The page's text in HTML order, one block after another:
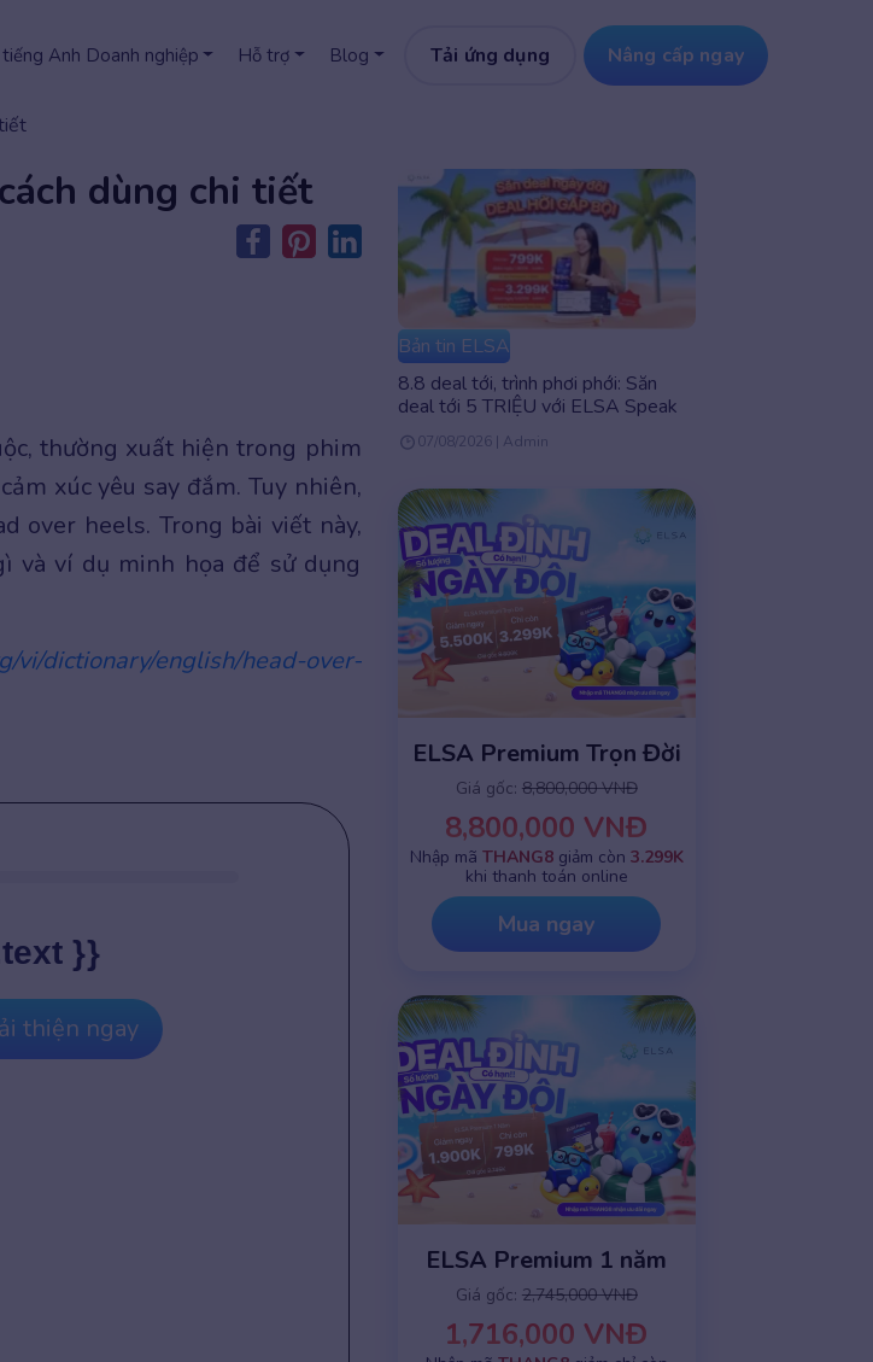
Anh Doanh nghiệp Hỗ trợ Blog Tải ứng dụng Nâng cấp ngay
dùng chi tiết
thường xuất hiện trong phim
xúc yêu say đắm. Tuy nhiên,
over heels. Trong bài viết này,
và ví dụ minh họa để sử dụng
vi/dictionary/english/head-over-
}}
thiện ngay
Bản tin ELSA
8.8 deal tới, trình phơi phới: Săn
deal tới 5 TRIỆU với ELSA Speak
07/08/2026 | Admin
ELSA Premium Trọn Đời
Giá gốc: 8,800,000 VNĐ
8,800,000 VNĐ
Nhập mã THANG8giảm còn 3.299K
khi thanh toán online
Mua ngay
ELSA Premium 1 năm
Giá gốc: 2,745,000 VNĐ
1,716,000 VNĐ